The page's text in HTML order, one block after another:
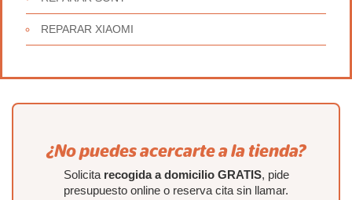
REPARAR XIAOMI
¿No puedes acercarte a la tienda?
Solicita recogida a domicilio GRATIS, pide
presupuesto online o reserva cita sin llamar.